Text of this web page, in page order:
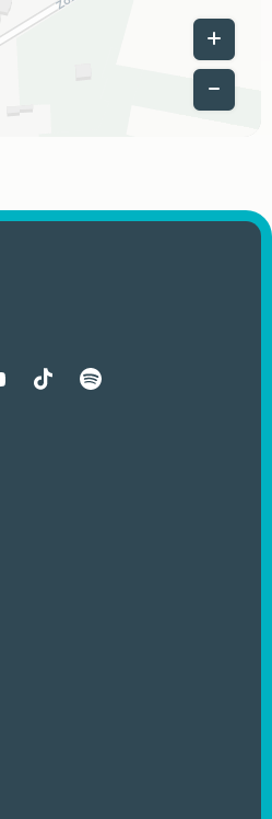
Leaflet
les réseaux